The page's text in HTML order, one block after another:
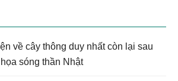
về cây thông duy nhất còn lại sau
sóng thần Nhật